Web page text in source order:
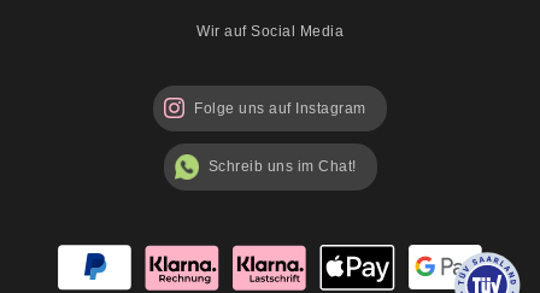
Wir auf Social Media
Folge uns auf Instagram
Schreib uns im Chat!